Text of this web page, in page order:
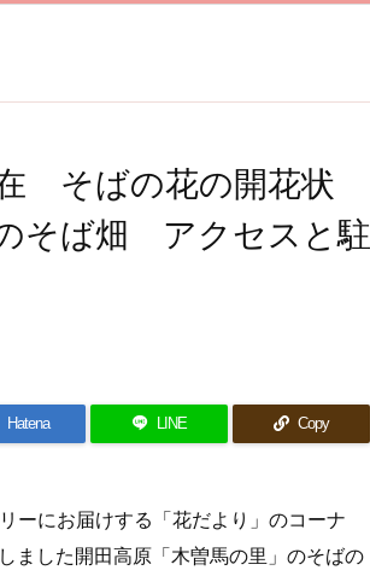
そばの花の開花状
そば畑 アクセスと駐
Hatena LINE Copy
ーにお届けする「花だより」のコーナ
ました開田高原「木曽馬の里」のそばの